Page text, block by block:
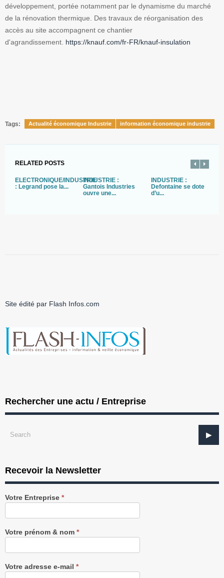
développement, portée notamment par le dynamisme du marché
de la rénovation thermique. Des travaux de réorganisation des
accès au site accompagnent ce chantier
d'agrandissement. https://knauf.com/fr-FR/knauf-insulation
Tags: Actualité économique Industrie information économique industrie
RELATED POSTS
ELECTRONIQUE/INDUSTRIE
: Legrand pose la...
INDUSTRIE :
Gantois Industries
ouvre une...
INDUSTRIE :
Defontaine se dote
d’u...
Site édité par Flash Infos.com
Rechercher une actu / Entreprise
Recevoir la Newsletter
Recevez
notre
gratuitement
Votre Entreprise *
Votre prénom & nom *
Votre adresse e-mail *